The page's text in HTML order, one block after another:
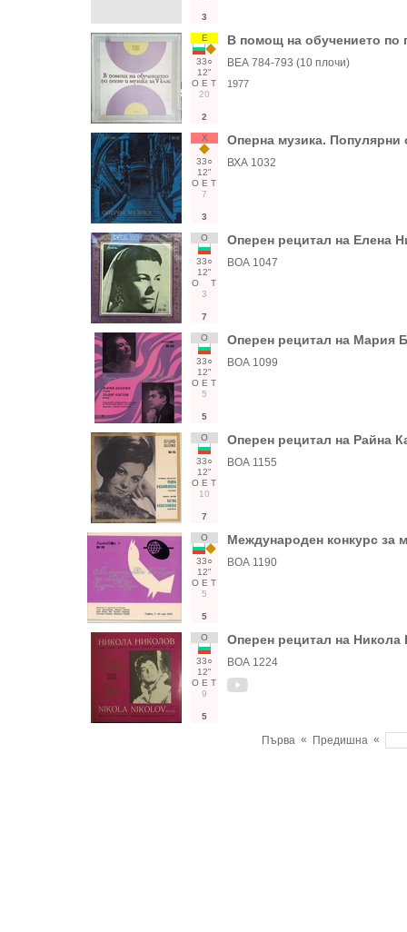
3
Е
33○
12"
О Е Т
20
2
В помощ на обучението по
ВЕА 784-793 (10 плочи)
1977
Х
33○
12"
О Е Т
7
3
Оперна музика. Популярни
ВХА 1032
О
33○
12"
О
Т
3
7
Оперен рецитал на Елена
ВОА 1047
О
33○
12"
О Е Т
5
5
Оперен рецитал на Мария
ВОА 1099
О
33○
12"
О Е Т
10
7
Оперен рецитал на Райна
ВОА 1155
О
33○
12"
О Е Т
5
5
Международен конкурс за
ВОА 1190
О
33○
12"
О Е Т
9
5
Оперен рецитал на Никола
ВОА 1224
Първа « Предишна «